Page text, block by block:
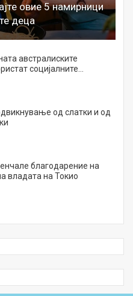
овие 5 намирници
деца
австралиските
социјалните…
од слатки и од
благодарение на
владата на Токио